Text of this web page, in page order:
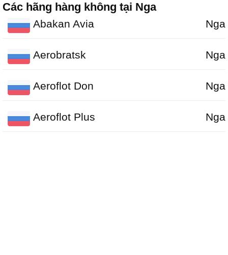
Các hãng hàng không tại Nga
Abakan Avia Nga
Aerobratsk Nga
Aeroflot Don Nga
Aeroflot Plus Nga